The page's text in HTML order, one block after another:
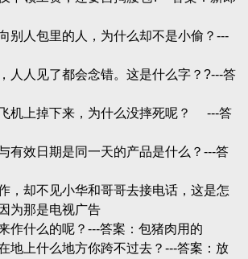
别人包里的人，为什么却不是小偷？---
人人见了都会念错。这是什么字？?---答
机上掉下来，为什么没摔死呢？ ---答
有效日期是同一天的产品是什么？---答
，却不见小华和哥哥去接电话，这是怎
为那是电视广告
作什么的呢？---答案：包猪肉用的
地上什么地方你跨不过去？---答案：放